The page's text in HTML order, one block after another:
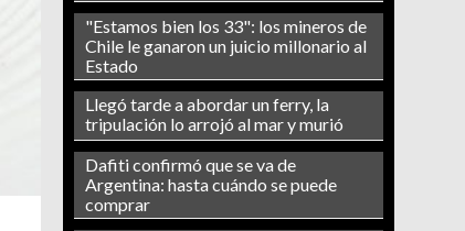
"Estamos bien los 33": los mineros de
Chile le ganaron un juicio millonario al
Estado
Llegó tarde a abordar un ferry, la
tripulación lo arrojó al mar y murió
Dafiti confirmó que se va de
Argentina: hasta cuándo se puede
comprar